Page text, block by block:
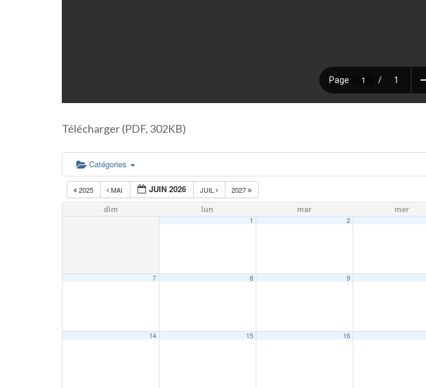
Télécharger (PDF, 302KB)
Catégories
2025 MAI JUIN 2026 JUIL 2027
dim lun mar mer
1 2
7 8 9
14 15 16